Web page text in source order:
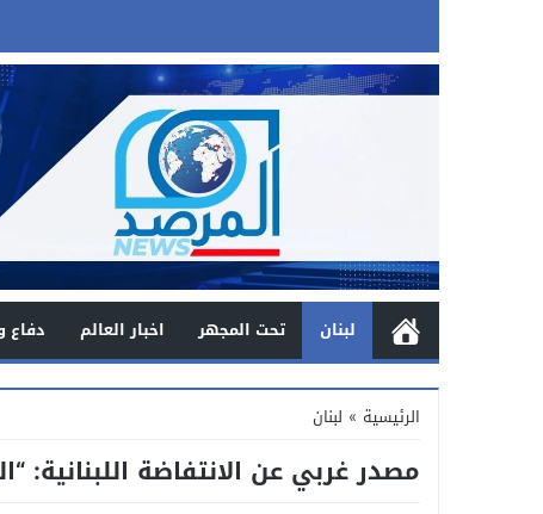
لبنان تحت المجهر اخبار العالم دفاع
الرئيسية » لبنان
مصدر غربي عن الانتفاضة اللبنانية: